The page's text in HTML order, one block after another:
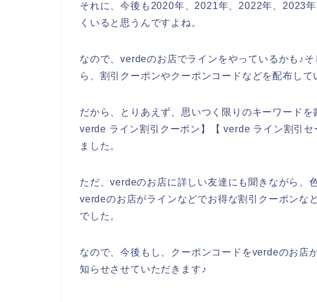
それに、今後も2020年、2021年、2022年、2023
くいると思うんですよね。
なので、verdeのお店でラインをやっているかも♪
ら、割引クーポンやクーポンコードなどを配布して
だから、とりあえず、思いつく限りのキーワード
verde ライン割引クーポン】【 verde ライン割引
ました。
ただ、verdeのお店に詳しい友達にも聞きながら、
verdeのお店がラインなどでお得な割引クーポンな
でした。
なので、今後もし、クーポンコードをverdeのお店
知らせさせていただきます♪